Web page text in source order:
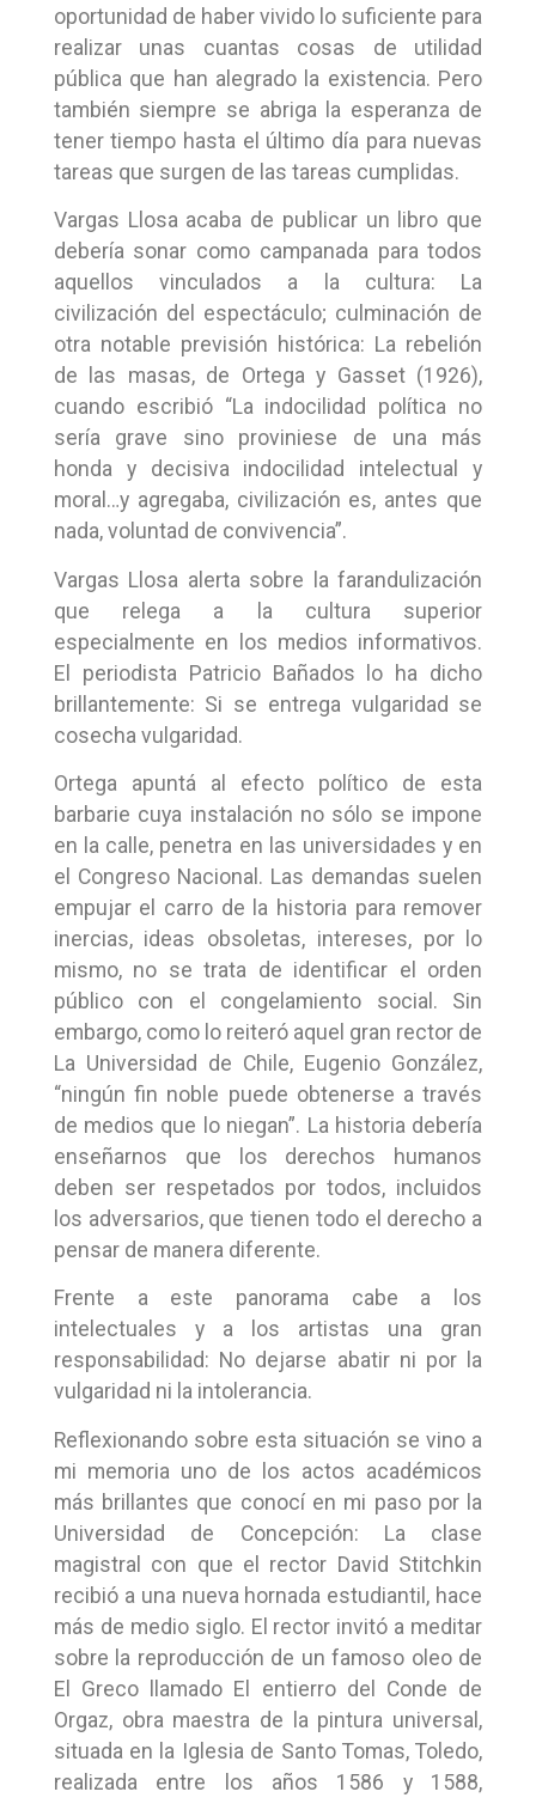
oportunidad de haber vivido lo suficiente para
realizar unas cuantas cosas de utilidad
pública que han alegrado la existencia. Pero
también siempre se abriga la esperanza de
tener tiempo hasta el último día para nuevas
tareas que surgen de las tareas cumplidas.
Vargas Llosa acaba de publicar un libro que
debería sonar como campanada para todos
aquellos vinculados a la cultura: La
civilización del espectáculo; culminación de
otra notable previsión histórica: La rebelión
de las masas, de Ortega y Gasset (1926),
cuando escribió “La indocilidad política no
sería grave sino proviniese de una más
honda y decisiva indocilidad intelectual y
moral…y agregaba, civilización es, antes que
nada, voluntad de convivencia”.
Vargas Llosa alerta sobre la farandulización
que relega a la cultura superior
especialmente en los medios informativos.
El periodista Patricio Bañados lo ha dicho
brillantemente: Si se entrega vulgaridad se
cosecha vulgaridad.
Ortega apuntá al efecto político de esta
barbarie cuya instalación no sólo se impone
en la calle, penetra en las universidades y en
el Congreso Nacional. Las demandas suelen
empujar el carro de la historia para remover
inercias, ideas obsoletas, intereses, por lo
mismo, no se trata de identificar el orden
público con el congelamiento social. Sin
embargo, como lo reiteró aquel gran rector de
La Universidad de Chile, Eugenio González,
“ningún fin noble puede obtenerse a través
de medios que lo niegan”. La historia debería
enseñarnos que los derechos humanos
deben ser respetados por todos, incluidos
los adversarios, que tienen todo el derecho a
pensar de manera diferente.
Frente a este panorama cabe a los
intelectuales y a los artistas una gran
responsabilidad: No dejarse abatir ni por la
vulgaridad ni la intolerancia.
Reflexionando sobre esta situación se vino a
mi memoria uno de los actos académicos
más brillantes que conocí en mi paso por la
Universidad de Concepción: La clase
magistral con que el rector David Stitchkin
recibió a una nueva hornada estudiantil, hace
más de medio siglo. El rector invitó a meditar
sobre la reproducción de un famoso oleo de
El Greco llamado El entierro del Conde de
Orgaz, obra maestra de la pintura universal,
situada en la Iglesia de Santo Tomas, Toledo,
realizada entre los años 1586 y 1588,